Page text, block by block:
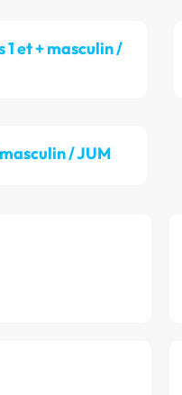
1 et + masculin /
/ JUM